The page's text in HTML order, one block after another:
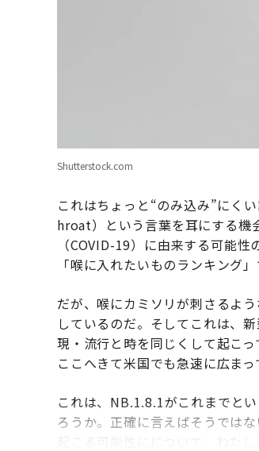
Shutterstock.com
これはちょっと“のみ込み”にく
hroat）という言葉を耳にする機
（COVID-19）に由来する可能
「喉に入れたいものランキング
だが、喉にカミソリが刺さるよ
しているのだ。そしてこれは、
現・流行と時を同じくして起こ
ここへきて米国でも急速に広ま
これは、NB.1.8.1がこれまでと
ろうか。正確に言えばそうでは